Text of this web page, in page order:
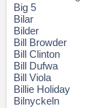
Big 5
Bilar
Bilder
Bill Browder
Bill Clinton
Bill Dufwa
Bill Viola
Billie Holiday
Bilnyckeln